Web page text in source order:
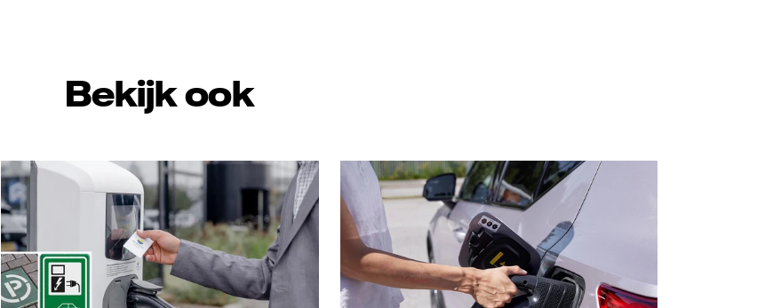
Bekijk ook
Vattenfall/Jorrit Lousberg Vattenfall